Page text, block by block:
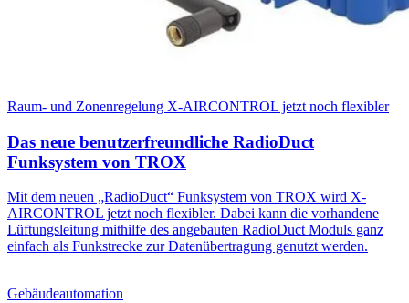
Raum- und Zonenregelung X-AIRCONTROL jetzt noch flexibler
Das neue benutzerfreundliche RadioDuct
Funksystem von TROX
Mit dem neuen „RadioDuct“ Funksystem von TROX wird X-
AIRCONTROL jetzt noch flexibler. Dabei kann die vorhandene
Lüftungsleitung mithilfe des angebauten RadioDuct Moduls ganz
einfach als Funkstrecke zur Datenübertragung genutzt werden.
Gebäudeautomation